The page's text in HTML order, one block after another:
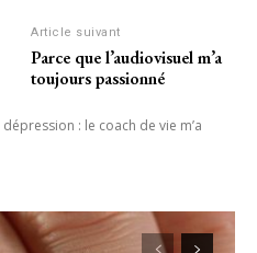
Article suivant
Parce que l’audiovisuel m’a
toujours passionné
: le coach de vie m’a